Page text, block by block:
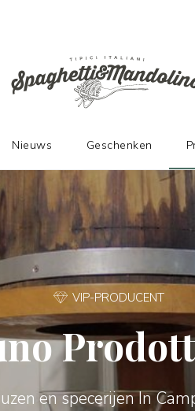
VIP-PRODUCENT
en specerijen In
Nieuws Geschenken